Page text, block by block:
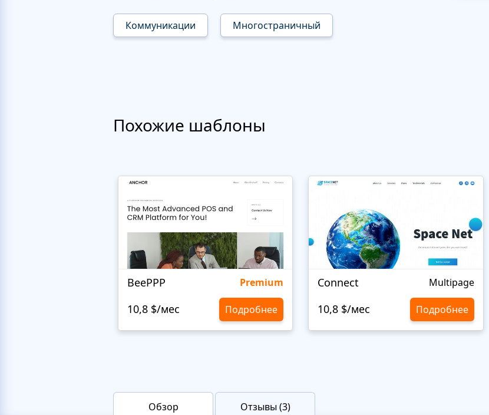
Коммуникации Многостраничный
Похожие шаблоны
BeePPP Premium
10,8 $/мес Подробнее
Connect Multipage
10,8 $/мес Подробнее
Обзор Отзывы (3)